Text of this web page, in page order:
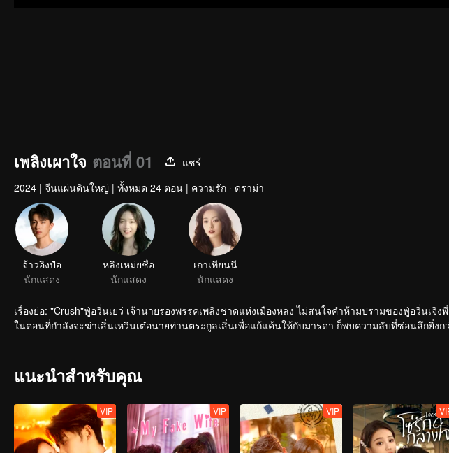
เพลิงเผาใจ ตอนที่ 01
แชร์
2024 | จีนแผ่นดินใหญ่ | ทั้งหมด 24 ตอน | ความรัก · ดราม่า
จ้าวอิงป๋อ
นักแสดง
หลิงเหม่ยซื่อ
นักแสดง
เกาเทียนนี
นักแสดง
เรื่องย่อ: "Crush"ฟู่อวิ๋นเยว่ เจ้านายรองพรรคเพลิงชาดแห่งเมืองหลง ไม่สนใจคำห้ามปรามของฟู่อวิ๋นเ
ในตอนที่กำลังจะฆ่าเสิ่นเหวินเต๋อนายท่านตระกูลเสิ่นเพื่อแก้แค้นให้กับมารดา ก็พบความลับที่ซ่อนลึกยิ่ง
แนะนำสำหรับคุณ
VIP VIP VIP